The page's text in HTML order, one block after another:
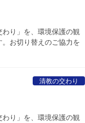
り」を、環境保護の観
お切り替えのご協力を
清教の交わり
り」を、環境保護の観